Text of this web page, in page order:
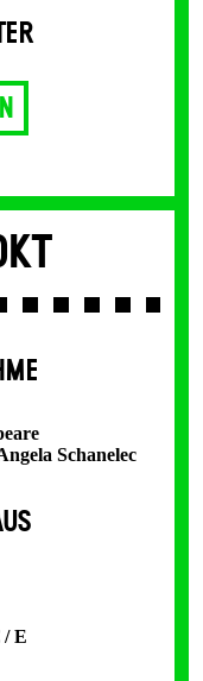
Schanelec
/ E